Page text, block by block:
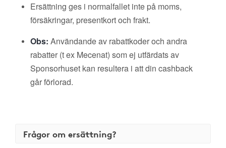
Ersättning ges i normalfallet inte på moms,
försäkringar, presentkort och frakt.
Obs: Användande av rabattkoder och andra
rabatter (t ex Mecenat) som ej utfärdats av
Sponsorhuset kan resultera i att din cashback
går förlorad.
Frågor om ersättning?